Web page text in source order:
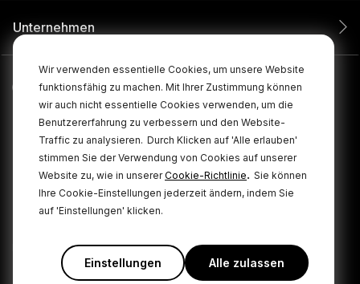
Wir verwenden essentielle Cookies, um unsere Website
funktionsfähig zu machen. Mit Ihrer Zustimmung können
wir auch nicht essentielle Cookies verwenden, um die
Benutzererfahrung zu verbessern und den Website-
Traffic zu analysieren. Durch Klicken auf 'Alle erlauben'
stimmen Sie der Verwendung von Cookies auf unserer
Website zu, wie in unsererCookie-Richtlinie. Sie können
Ihre Cookie-Einstellungen jederzeit ändern, indem Sie
auf 'Einstellungen' klicken.
Einstellungen Alle zulassen
Unternehmen
© 2026 RØDE Alle Rechte vorbehalten.
Datenschutzbestimmungen | Geschäftsbedingungen |
Policy